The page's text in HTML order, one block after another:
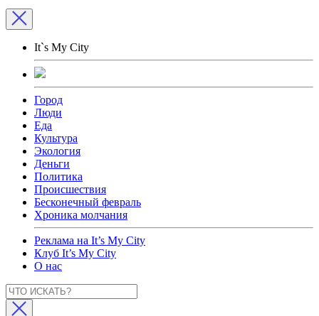
It`s My City
Город
Люди
Еда
Культура
Экология
Деньги
Политика
Происшествия
Бесконечный февраль
Хроника молчания
Реклама на It’s My City
Клуб It’s My City
О нас